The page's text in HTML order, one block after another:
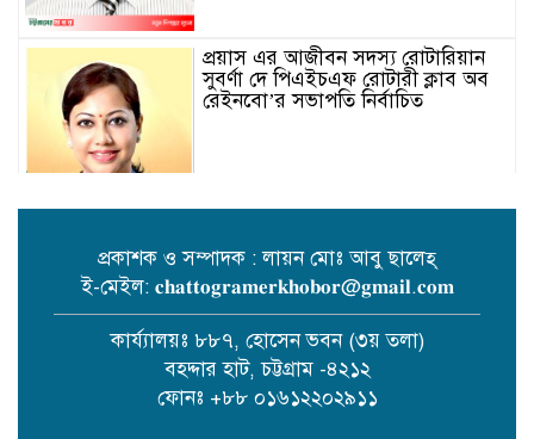
প্রয়াস এর আজীবন সদস্য রোটারিয়ান
সুবর্ণা দে পিএইচএফ রোটারী ক্লাব অব
রেইনবো’র সভাপতি নির্বাচিত
তোমার গানে জাগবে জুলাই’
প্রতিযোগিতায় পুরস্কৃত হন জাসাস
চট্টগ্রাম মহানগর সদস‌্য স‌চিব মামুনুর
রশিদ শিপন।
প্রকাশক ও সম্পাদক : লায়ন মোঃ আবু ছালেহ্
ই-মেইল: 𝐜𝐡𝐚𝐭𝐭𝐨𝐠𝐫𝐚𝐦𝐞𝐫𝐤𝐡𝐨𝐛𝐨𝐫@𝐠𝐦𝐚𝐢𝐥.𝐜𝐨𝐦
কার্য্যালয়ঃ ৮৮৭, হোসেন ভবন (৩য় তলা)
বহদ্দার হাট, চট্টগ্রাম -৪২১২
ফোনঃ +৮৮ ০১৬১২২০২৯১১